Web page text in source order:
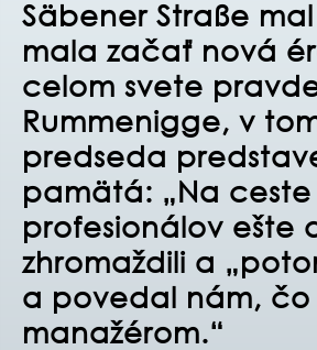
Säbener Straße
mala začať nová
celom svete
Rummenigge, v
predseda
pamätá: „Na
profesionálov ešte
zhromaždili a
a povedal nám, čo
manažérom.“